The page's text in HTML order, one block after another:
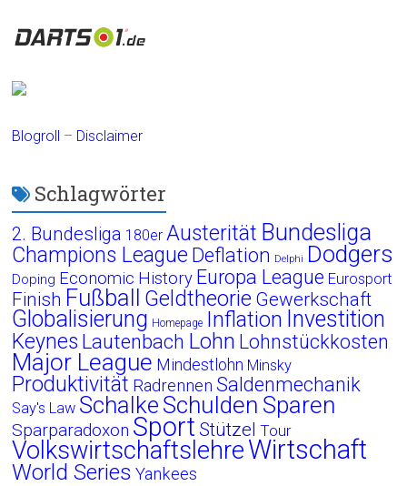
Blogroll – Disclaimer
Schlagwörter
2. Bundesliga 180er Austerität Bundesliga
Champions League Deflation Delphi Dodgers
Doping Economic History Europa League Eurosport
Finish Fußball Geldtheorie Gewerkschaft
Globalisierung Homepage Inflation Investition
Keynes Lautenbach Lohn Lohnstückkosten
Major League Mindestlohn Minsky
Produktivität Radrennen Saldenmechanik
Say's Law Schalke Schulden Sparen
Sparparadoxon Sport Stützel Tour
VolkswirtschaftslehreWirtschaft
World Series Yankees